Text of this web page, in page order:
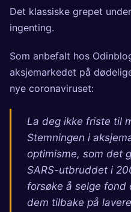
Det klassiske grepet
ingenting.
Som anbefalt hos
aksjemarkedet på
nye coronaviruset:
La deg ikke friste til
Stemningen i
optimisme, som det
SARS-utbruddet i
forsøke å selge fond
dem tilbake på